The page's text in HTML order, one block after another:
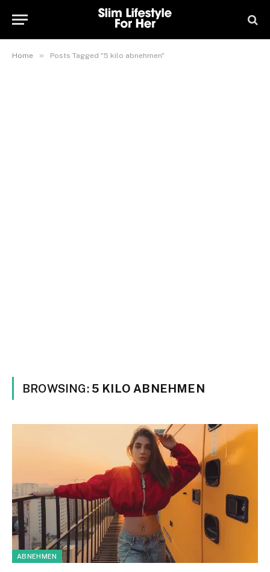
Home » Posts Tagged "5 kilo abnehmen"
BROWSING: 5 KILO ABNEHMEN
ABNEHMEN